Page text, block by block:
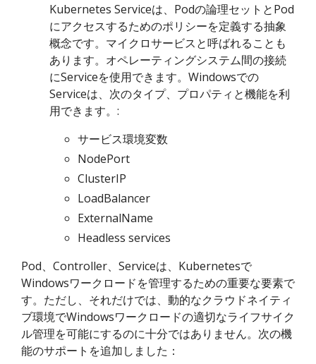
Kubernetes Serviceは、Podの論理セットとPod
にアクセスするためのポリシーを定義する抽象
概念です。マイクロサービスと呼ばれることも
あります。オペレーティングシステム間の接続
にServiceを使用できます。Windowsでの
Serviceは、次のタイプ、プロパティと機能を利
用できます。:
サービス環境変数
NodePort
ClusterIP
LoadBalancer
ExternalName
Headless services
Pod、Controller、Serviceは、Kubernetesで
Windowsワークロードを管理するための重要な要素で
す。ただし、それだけでは、動的なクラウドネイティ
ブ環境でWindowsワークロードの適切なライフサイク
ル管理を可能にするのに十分ではありません。次の機
能のサポートを追加しました：